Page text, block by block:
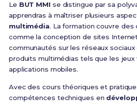
Le BUT MMIse distingue par sa
apprendras à maîtriser plusieurs
multimédia. La formation couvre des
comme la conception de sites
communautés sur les réseaux
produits multimédias tels que les jeux
applications mobiles.
Avec des cours théoriques et
compétences techniques en